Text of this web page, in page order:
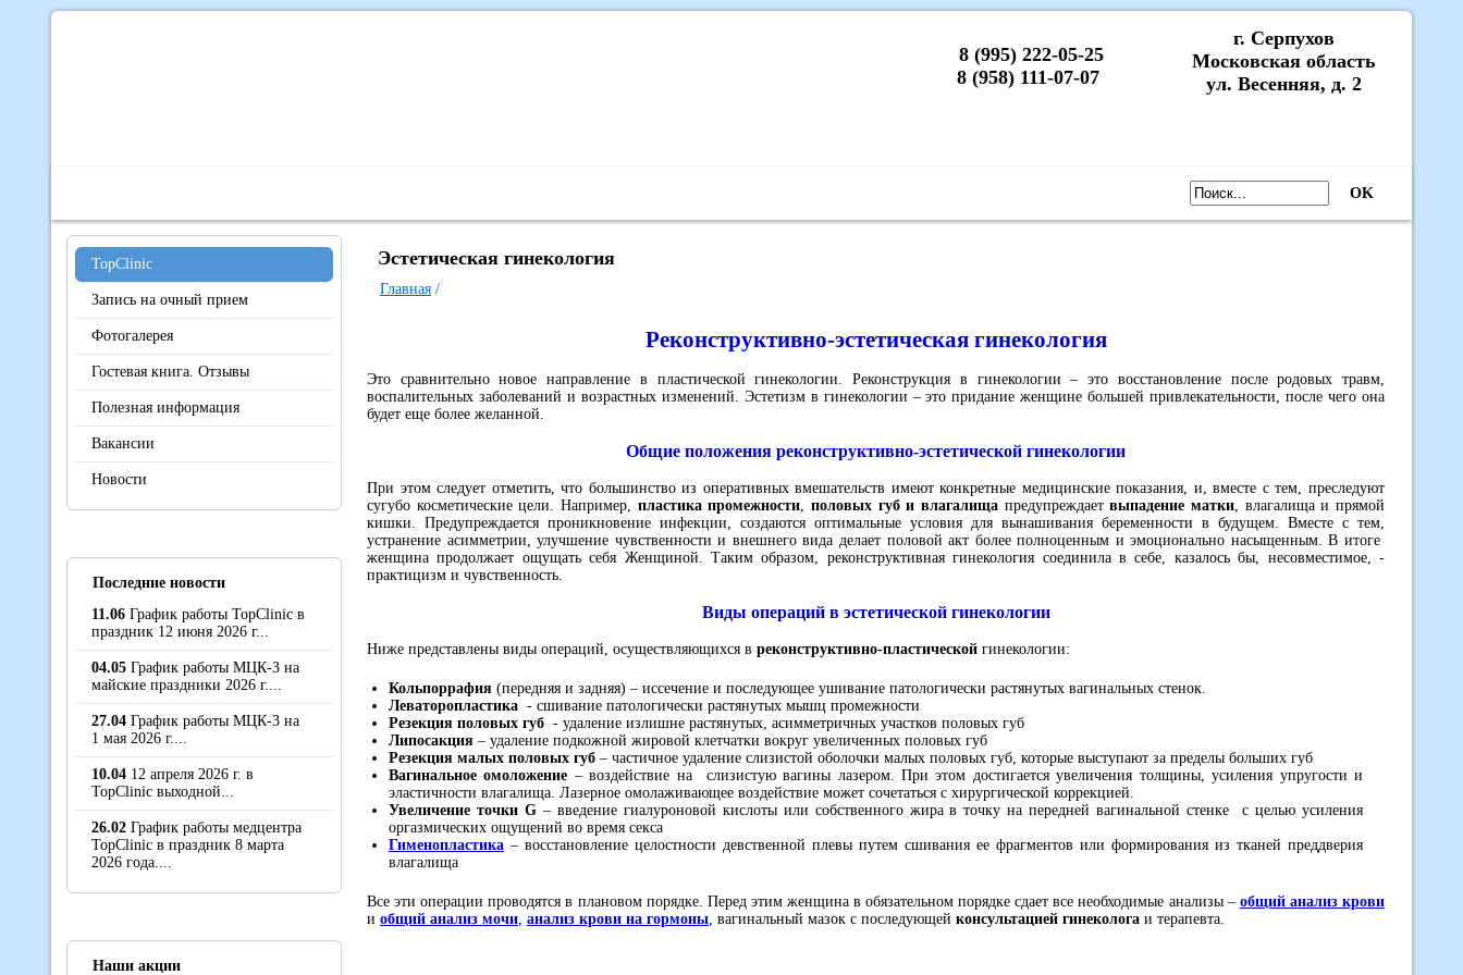
8 (995) 222-05-25
8 (958) 111-07-07
г. Серпухов
Московская область
ул. Весенняя, д. 2
OK
TopClinic
Запись на очный прием
Фотогалерея
Гостевая книга. Отзывы
Полезная информация
Вакансии
Новости
Последние новости
11.06 График работы TopClinic в
праздник 12 июня 2026 г...
04.05 График работы МЦК-3 на
майские праздники 2026 г....
27.04 График работы МЦК-3 на
1 мая 2026 г....
10.04 12 апреля 2026 г. в
TopClinic выходной...
26.02 График работы медцентра
TopClinic в праздник 8 марта
2026 года....
Наши акции
Эстетическая гинекология
Главная /
Реконструктивно-эстетическая гинекология
Это сравнительно новое направление в пластической гинекологии. Реконструкция в гинекологии – это восстановление после родовых травм,
воспалительных заболеваний и возрастных изменений. Эстетизм в гинекологии – это придание женщине большей привлекательности, после чего она
будет еще более желанной.
Общие положения реконструктивно-эстетической гинекологии
При этом следует отметить, что большинство из оперативных вмешательств имеют конкретные медицинские показания, и, вместе с тем, преследуют
сугубо косметические цели. Например, пластика промежности,половых губ и влагалища предупреждаетвыпадение матки, влагалища и прямой
кишки. Предупреждается проникновение инфекции, создаются оптимальные условия для вынашивания беременности в будущем. Вместе с тем,
устранение асимметрии, улучшение чувственности и внешнего вида делает половой акт более полноценным и эмоционально насыщенным. В итоге
женщина продолжает ощущать себя Женщиной. Таким образом, реконструктивная гинекология соединила в себе, казалось бы, несовместимое, -
практицизм и чувственность.
Виды операций в эстетической гинекологии
Ниже представлены виды операций, осуществляющихся в реконструктивно-пластической гинекологии:
Кольпоррафия (передняя и задняя) – иссечение и последующее ушивание патологически растянутых вагинальных стенок.
Леваторопластика - сшивание патологически растянутых мышц промежности
Резекция половых губ - удаление излишне растянутых, асимметричных участков половых губ
Липосакция – удаление подкожной жировой клетчатки вокруг увеличенных половых губ
Резекция малых половых губ – частичное удаление слизистой оболочки малых половых губ, которые выступают за пределы больших губ
Вагинальное омоложение – воздействие на слизистую вагины лазером. При этом достигается увеличения толщины, усиления упругости и
эластичности влагалища. Лазерное омолаживающее воздействие может сочетаться с хирургической коррекцией.
Увеличение точки G– введение гиалуроновой кислоты или собственного жира в точку на передней вагинальной стенке с целью усиления
оргазмических ощущений во время секса
Гименопластика – восстановление целостности девственной плевы путем сшивания ее фрагментов или формирования из тканей преддверия
влагалища
Все эти операции проводятся в плановом порядке. Перед этим женщина в обязательном порядке сдает все необходимые анализы – общий анализ крови
и общий анализ мочи, анализ крови на гормоны, вагинальный мазок с последующей консультацией гинеколога и терапевта.